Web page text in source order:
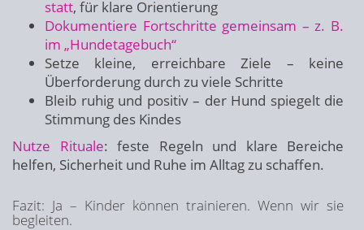
statt, für klare Orientierung
Dokumentiere Fortschritte gemeinsam – z. B.
im „Hundetagebuch“
Setze kleine, erreichbare Ziele – keine
Überforderung durch zu viele Schritte
Bleib ruhig und positiv – der Hund spiegelt die
Stimmung des Kindes
Nutze Rituale: feste Regeln und klare Bereiche
helfen, Sicherheit und Ruhe im Alltag zu schaffen.
Fazit: Ja – Kinder können trainieren. Wenn wir sie
begleiten.